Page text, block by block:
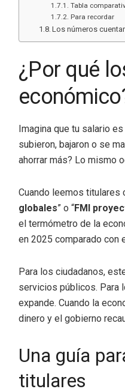
Tabla
Para recordar
Los números
¿Por qué
Imagina que tu salario
subieron, bajaron o se
ahorrar más? Lo mismo
Cuando leemos titulares
globales” o “FMI
el termómetro de la
en 2025 comparado con
Para los ciudadanos,
servicios públicos. Para
expande. Cuando la
dinero y el gobierno
Una guía
titulares